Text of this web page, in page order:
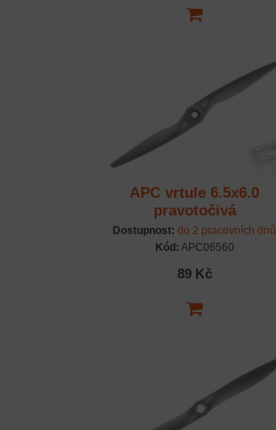
APC vrtule 6.5x6.0
pravotočivá
Dostupnost: do 2 pracovních dnů
Kód: APC06560
89 Kč